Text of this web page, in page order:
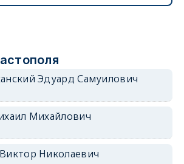
Эдуард Самуилович
Михайлович
Николаевич